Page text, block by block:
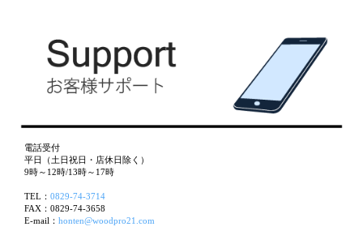
電話受付
平日（土日祝日・店休日除く）
9時～12時/13時～17時
TEL： 0829-74-3714
FAX：0829-74-3658
E-mail： honten@woodpro21.com